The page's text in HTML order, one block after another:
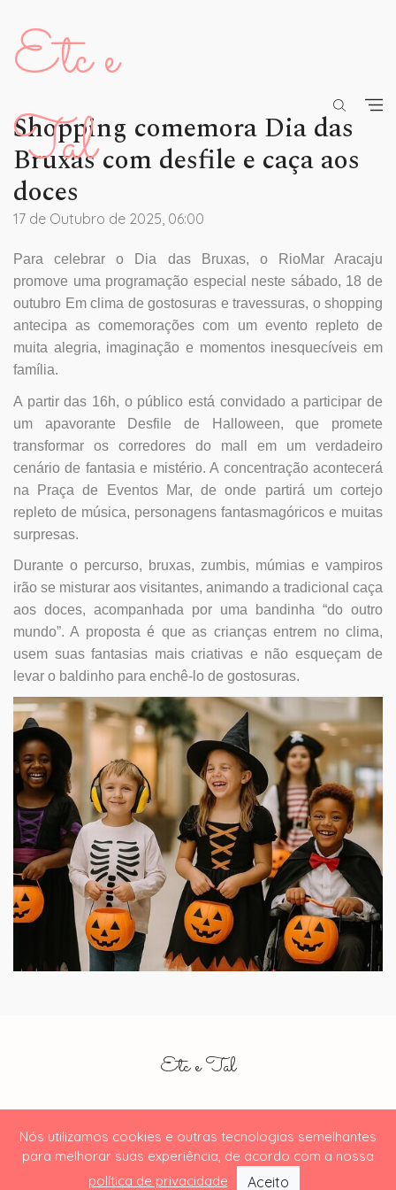
Etc e
Tal
Shopping comemora Dia das
Bruxas com desfile e caça aos
doces
17 de Outubro de 2025, 06:00
Para celebrar o Dia das Bruxas, o RioMar Aracaju
promove uma programação especial neste sábado, 18 de
outubro Em clima de gostosuras e travessuras, o shopping
antecipa as comemorações com um evento repleto de
muita alegria, imaginação e momentos inesquecíveis em
família.
A partir das 16h, o público está convidado a participar de
um apavorante Desfile de Halloween, que promete
transformar os corredores do mall em um verdadeiro
cenário de fantasia e mistério. A concentração acontecerá
na Praça de Eventos Mar, de onde partirá um cortejo
repleto de música, personagens fantasmagóricos e muitas
surpresas.
Durante o percurso, bruxas, zumbis, múmias e vampiros
irão se misturar aos visitantes, animando a tradicional caça
aos doces, acompanhada por uma bandinha “do outro
mundo”. A proposta é que as crianças entrem no clima,
usem suas fantasias mais criativas e não esqueçam de
levar o baldinho para enchê-lo de gostosuras.
Nós utilizamos cookies e outras tecnologias semelhantes
para melhorar suas experiência, de acordo com a nossa
política de privacidade
Aceito
Etc e Tal
© 2019 Visont.